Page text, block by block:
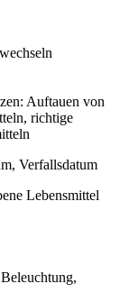
Auftauen von
richtige
Verfallsdatum
Lebensmittel